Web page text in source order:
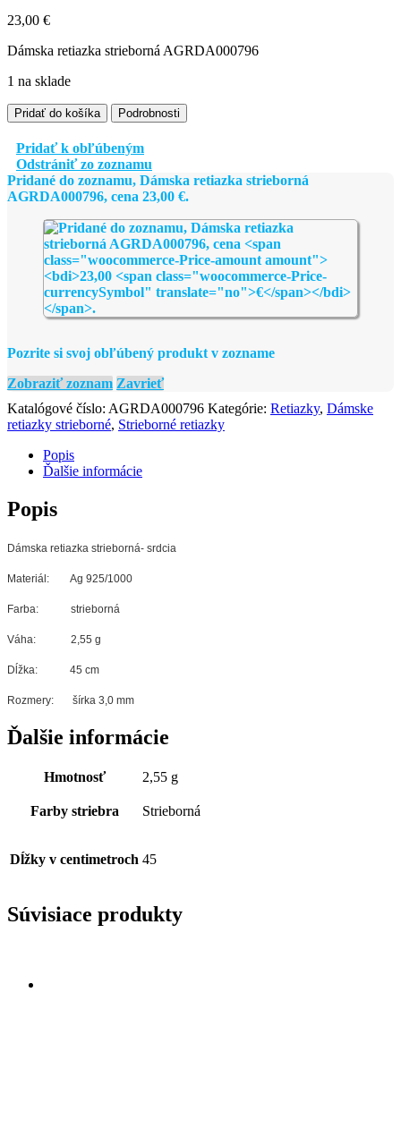
23,00 €
Dámska retiazka strieborná AGRDA000796
1 na sklade
množstvo
Dámska
retiazka
strieborná
AGRDA000796
Pridať do košíka Podrobnosti
Pridať k obľúbeným
Odstrániť zo zoznamu
Pridané do zoznamu, Dámska retiazka strieborná
AGRDA000796, cena 23,00 €.
Pozrite si svoj obľúbený produkt v zozname
Zobraziť zoznam Zavrieť
Katalógové číslo: AGRDA000796 Kategórie: Retiazky, Dámske
retiazky strieborné, Strieborné retiazky
Popis
Ďalšie informácie
Popis
Dámska retiazka strieborná- srdcia
Materiál: Ag 925/1000
Farba: strieborná
Váha: 2,55 g
Dĺžka: 45 cm
Rozmery: šírka 3,0 mm
Ďalšie informácie
Hmotnosť 2,55 g
Farby striebra Strieborná
Dĺžky v centimetroch 45
Súvisiace produkty